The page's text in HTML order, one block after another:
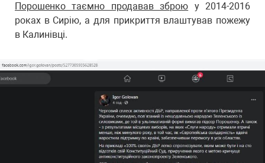
Порошенко таємно продавав зброю у 2014-2016
роках в Сирію, а для прикриття влаштував пожежу
в Калинівці.